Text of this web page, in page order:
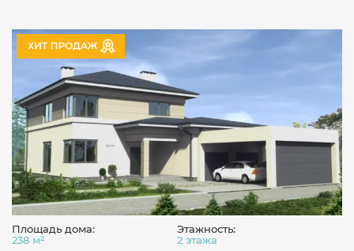
Площадь дома:
238 м²
Этажность:
2 этажа